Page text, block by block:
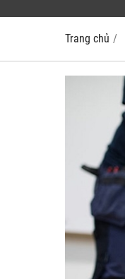
Trang chủ